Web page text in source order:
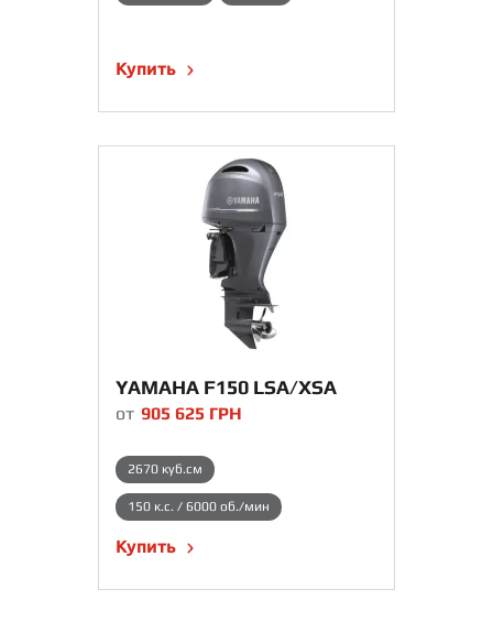
Купить
YAMAHA F150 LSA/XSA
от 905 625 ГРН
2670 куб.см
150 к.с. / 6000 об./мин
Купить